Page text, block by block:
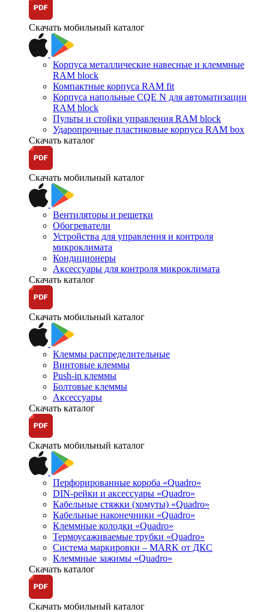
Скачать мобильный каталог
Корпуса металлические навесные и клеммные
RAM block
Компактные корпуса RAM fit
Корпуса напольные CQE N для автоматизации
RAM block
Пульты и стойки управления RAM block
Ударопрочные пластиковые корпуса RAM box
Скачать каталог
Скачать мобильный каталог
Вентиляторы и решетки
Обогреватели
Устройства для управления и контроля
микроклимата
Кондиционеры
Аксессуары для контроля микроклимата
Скачать каталог
Скачать мобильный каталог
Клеммы распределительные
Винтовые клеммы
Push-in клеммы
Болтовые клеммы
Аксессуары
Скачать каталог
Скачать мобильный каталог
Перфорированные короба «Quadro»
DIN-рейки и аксессуары «Quadro»
Кабельные стяжки (хомуты) «Quadro»
Кабельные наконечники «Quadro»
Клеммные колодки «Quadro»
Термоусаживаемые трубки «Quadro»
Система маркировки – MARK от ДКС
Клеммные зажимы «Quadro»
Скачать каталог
Скачать мобильный каталог